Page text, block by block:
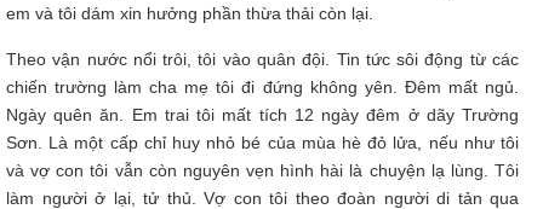
em và tôi dám xin hưởng phần thừa thải còn lại.
Theo vận nước nổi trôi, tôi vào quân đội. Tin tức sôi động từ các
chiến trường làm cha mẹ tôi đi đứng không yên. Đêm mất ngủ.
Ngày quên ăn. Em trai tôi mất tích 12 ngày đêm ở dãy Trường
Sơn. Là một cấp chỉ huy nhỏ bé của mùa hè đỏ lửa, nếu như tôi
và vợ con tôi vẫn còn nguyên vẹn hình hài là chuyện lạ lùng. Tôi
làm người ở lại, tử thủ. Vợ con tôi theo đoàn người di tản qua